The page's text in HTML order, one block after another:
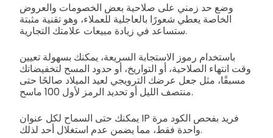
وضع حد زمني على صلاحية بعض الخصومات والعروض
الخاصة يعطي شعورًا بالعاجلية للعملاء، وهو تقنية مثبتة
ستساعد في زيادة مبيعات علامتك التجارية.
باستخدام رموز الاستجابة السريعة، يمكنك بسهولة تعيين
وقت انتهاء الصلاحية، أو التواريخ، أو حدود المسح لتخفيضاتك
مسبقًا، مثل جعل عرضك الترويجي لعيد الميلاد صالحًا حتى
منتصف الليل أو تحديد الرمز لأول 100 ماسح.
يمكنك حتى السماح لكل عنوان IP فريد بفحص الكود مرة
واحدة فقط، مما يضمن عدم استغلال أحد لذلك.